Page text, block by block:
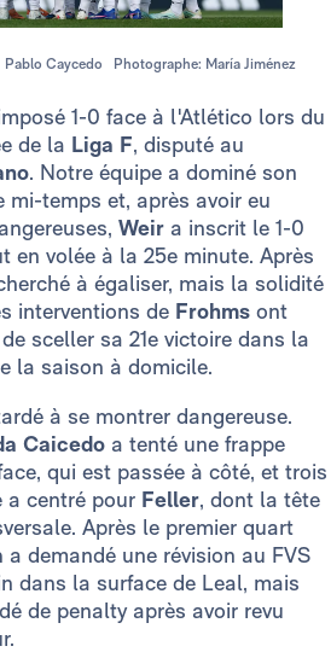
Pablo Caycedo Photographe: María Jiménez
1-0 face à l'Atlético lors du
de la Liga F, disputé au
. Notre équipe a dominé son
mi-temps et, après avoir eu
Weir a inscrit le 1-0
en volée à la 25e minute. Après
à égaliser, mais la solidité
interventions de Frohms ont
sceller sa 21e victoire dans la
la saison à domicile.
à se montrer dangereuse.
Caicedo a tenté une frappe
qui est passée à côté, et trois
a centré pour Feller, dont la tête
Après le premier quart
a demandé une révision au FVS
dans la surface de Leal, mais
de penalty après avoir revu